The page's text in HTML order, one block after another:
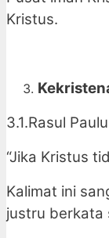
Kristus.
3.1.Rasul
“Jika Kristus
Kalimat ini
justru berkata